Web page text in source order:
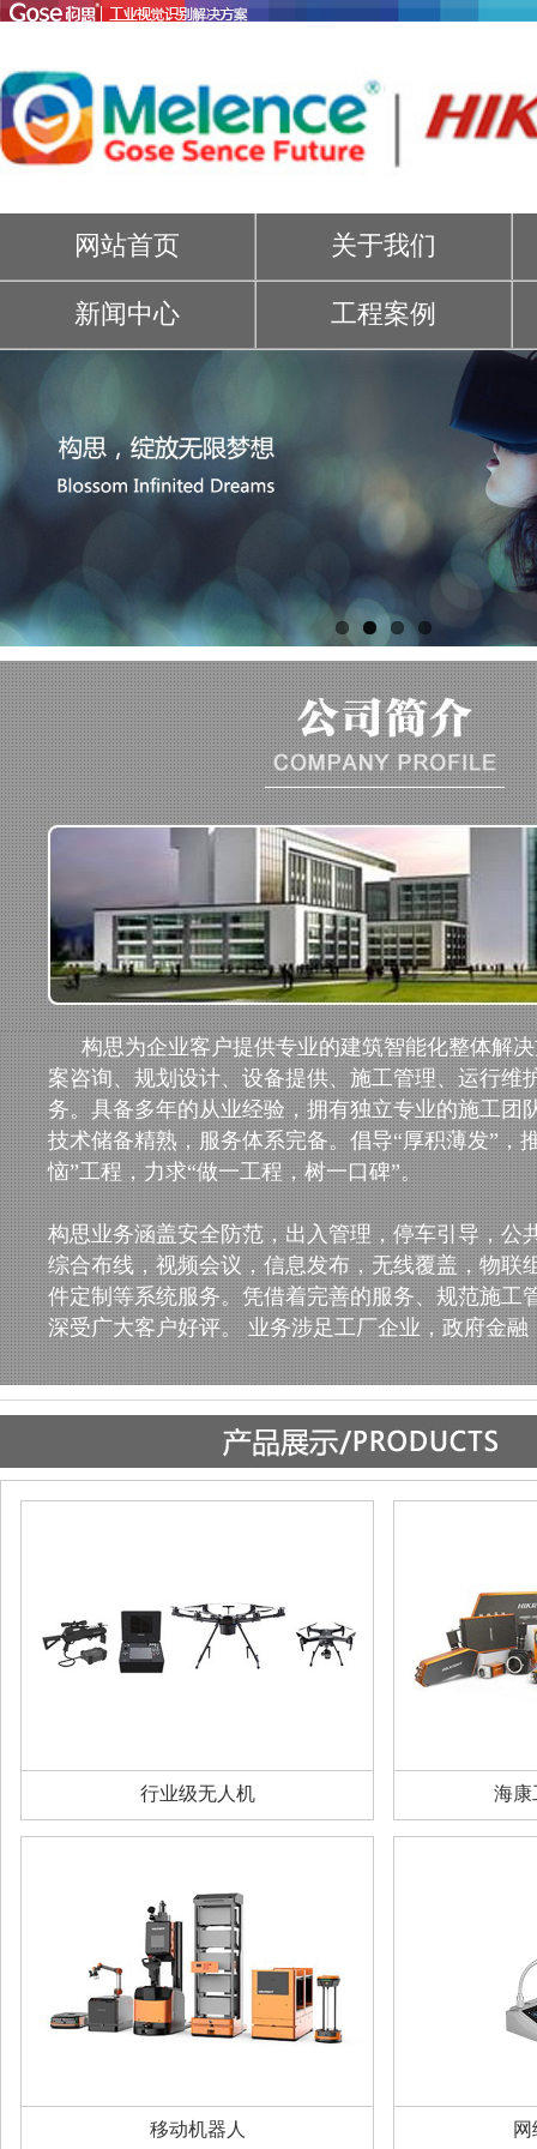
网站首页 关于我们
新闻中心 工程案例
构思为企业客户提供专业的建筑智能化整体解
案咨询、规划设计、设备提供、施工管理、运行维
务。具备多年的从业经验，拥有独立专业的施工团
技术储备精熟，服务体系完备。倡导“厚积薄发”，
恼”工程，力求“做一工程，树一口碑”。
构思业务涵盖安全防范，出入管理，停车引导，公
综合布线，视频会议，信息发布，无线覆盖，物联
件定制等系统服务。凭借着完善的服务、规范施工
深受广大客户好评。 业务涉足工厂企业，政府金融
行业级无人机 海康
移动机器人